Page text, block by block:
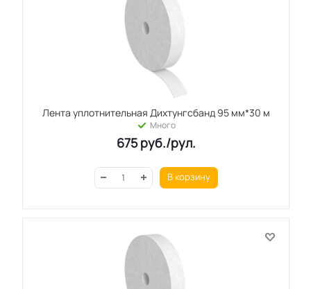
Лента уплотнительная Дихтунгсбанд 95 мм*30 м
Много
675руб./рул.
В корзину